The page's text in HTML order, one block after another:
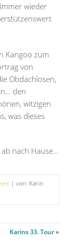
wieder
Kangoo zum
von
Obdachlosen,
den
witzigen
was dieses
nach Hause…
| von: Karin
Karins 33. Tour»